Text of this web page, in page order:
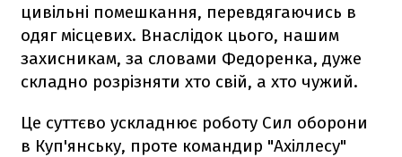
цивільні помешкання, перевдягаючись в
одяг місцевих. Внаслідок цього, нашим
захисникам, за словами Федоренка, дуже
складно розрізняти хто свій, а хто чужий.
Це суттєво ускладнює роботу Сил оборони
в Куп'янську, проте командир "Ахіллесу"